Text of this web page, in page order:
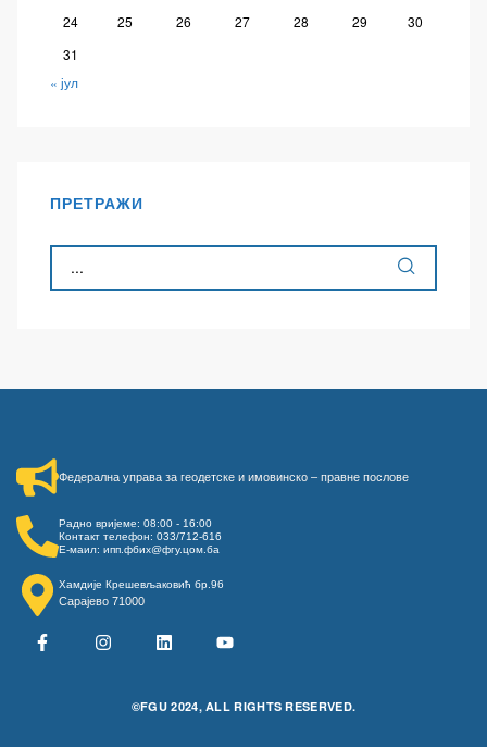
24
25 26 27 28 29
30
31
« јул
ПРЕТРАЖИ
Федерална управа за геодетске и имовинско – правне послове​
Радно вријеме: 08:00 - 16:00
Контакт телефон: 033/712-616
Е-маил: ипп.фбих@фгу.цом.ба
Хамдије Крешевљаковић бр.96
Сарајево 71000
©FGU 2024, ALL RIGHTS RESERVED.